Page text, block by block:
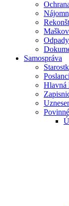
Odpady
Samospráva
Hlavná